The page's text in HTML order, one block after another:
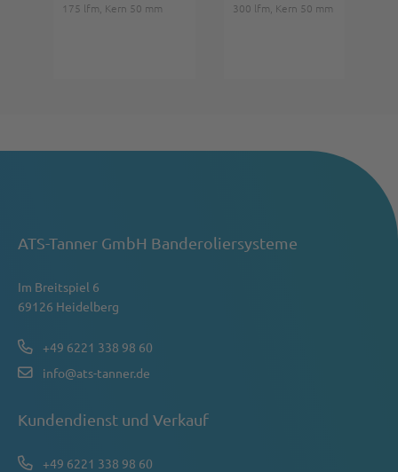
175 lfm, Kern 50 mm
300 lfm, Kern 50 mm
ATS-Tanner GmbH Banderoliersysteme
Im Breitspiel 6
69126 Heidelberg
+49 6221 338 98 60
info@ats-tanner.de
Kundendienst und Verkauf
+49 6221 338 98 60